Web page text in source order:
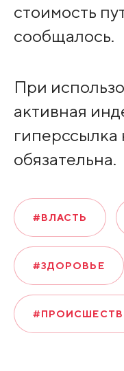
стоимость
сообщалось.
При
активная
гиперссылка
обязательна.
#ВЛАСТЬ
#ЗДОРОВЬЕ